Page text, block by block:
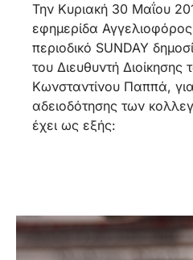
Την Κυριακή 30 Μαΐου
εφημερίδα Αγγελιοφόρος
περιοδικό SUNDAY
του Διευθυντή Διοίκησης
Κωνσταντίνου Παππά,
αδειοδότησης των
έχει ως εξής: